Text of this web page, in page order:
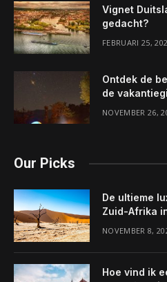
Vignet
gedacht?
FEBRUARI 25,
Ontdek de
de
NOVEMBER 26,
Our Picks
De ultieme
Zuid-Afrika
NOVEMBER 8,
Hoe vind ik